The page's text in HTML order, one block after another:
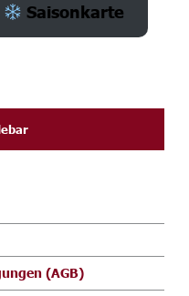
Saisonkarte
(AGB)